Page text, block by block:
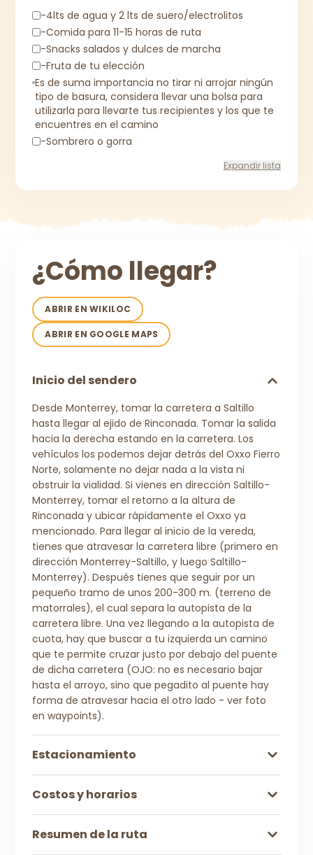
-4lts de agua y 2 lts de suero/electrolitos
-Comida para 11-15 horas de ruta
-Snacks salados y dulces de marcha
-Fruta de tu elección
Es de suma importancia no tirar ni arrojar ningún
tipo de basura, considera llevar una bolsa para
utilizarla para llevarte tus recipientes y los que te
encuentres en el camino
-Sombrero o gorra
Expandir lista
¿Cómo llegar?
ABRIR EN WIKILOC
ABRIR EN GOOGLE MAPS
Inicio del sendero
Desde Monterrey, tomar la carretera a Saltillo
hasta llegar al ejido de Rinconada. Tomar la salida
hacia la derecha estando en la carretera. Los
vehículos los podemos dejar detrás del Oxxo Fierro
Norte, solamente no dejar nada a la vista ni
obstruir la vialidad. Si vienes en dirección Saltillo-
Monterrey, tomar el retorno a la altura de
Rinconada y ubicar rápidamente el Oxxo ya
mencionado. Para llegar al inicio de la vereda,
tienes que atravesar la carretera libre (primero en
dirección Monterrey-Saltillo, y luego Saltillo-
Monterrey). Después tienes que seguir por un
pequeño tramo de unos 200-300 m. (terreno de
matorrales), el cual separa la autopista de la
carretera libre. Una vez llegando a la autopista de
cuota, hay que buscar a tu izquierda un camino
que te permite cruzar justo por debajo del puente
de dicha carretera (OJO: no es necesario bajar
hasta el arroyo, sino que pegadito al puente hay
forma de atravesar hacia el otro lado - ver foto
en waypoints).
Estacionamiento
Costos y horarios
Resumen de la ruta